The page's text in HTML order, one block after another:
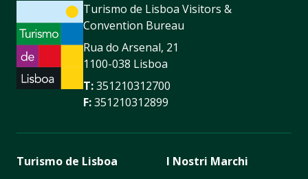
Turismo de Lisboa Visitors &
Convention Bureau
Rua do Arsenal, 21
1100-038 Lisboa
T:351210312700
F:351210312899
Turismo de Lisboa
I Nostri Marchi